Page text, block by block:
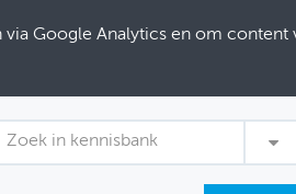
Google Analytics en om content
Zoek in kennisbank